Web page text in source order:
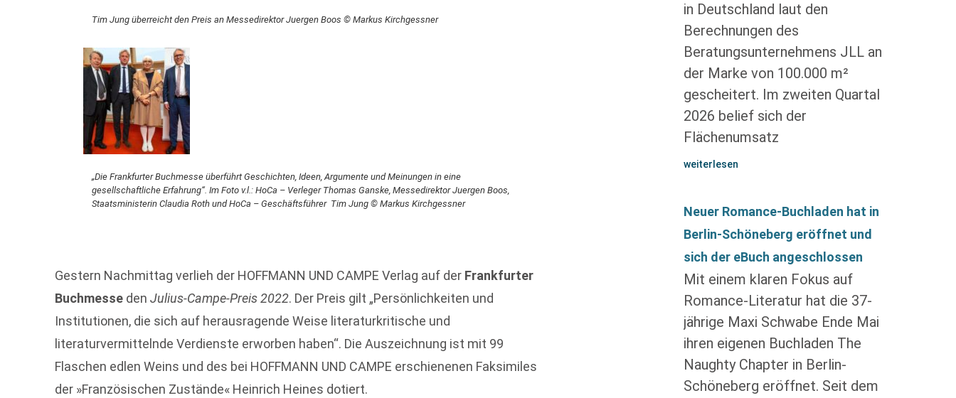
Tim Jung überreicht den Preis an Messedirektor Juergen Boos © Markus Kirchgessner
„Die Frankfurter Buchmesse überführt Geschichten, Ideen, Argumente und Meinungen in eine
gesellschaftliche Erfahrung“. Im Foto v.l.: HoCa – Verleger Thomas Ganske, Messedirektor Juergen Boos,
Staatsministerin Claudia Roth und HoCa – Geschäftsführer Tim Jung © Markus Kirchgessner
Gestern Nachmittag verlieh der HOFFMANN UND CAMPE Verlag auf der Frankfurter
Buchmesse denJulius-Campe-Preis 2022. Der Preis gilt „Persönlichkeiten und
Institutionen, die sich auf herausragende Weise literaturkritische und
literaturvermittelnde Verdienste erworben haben“. Die Auszeichnung ist mit 99
Flaschen edlen Weins und des bei HOFFMANN UND CAMPE erschienenen Faksimiles
der »Französischen Zustände« Heinrich Heines dotiert.
in Deutschland laut den
Berechnungen des
Beratungsunternehmens JLL an
der Marke von 100.000 m²
gescheitert. Im zweiten Quartal
2026 belief sich der
Flächenumsatz
weiterlesen
Neuer Romance-Buchladen hat in
Berlin-Schöneberg eröffnet und
sich der eBuch angeschlossen
Mit einem klaren Fokus auf
Romance-Literatur hat die 37-
jährige Maxi Schwabe Ende Mai
ihren eigenen Buchladen The
Naughty Chapter in Berlin-
Schöneberg eröffnet. Seit dem